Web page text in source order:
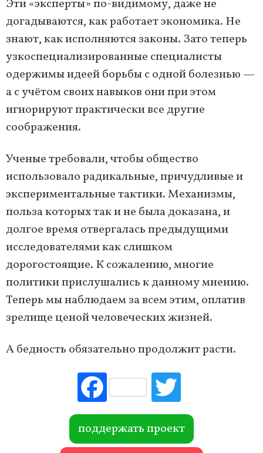
Эти «эксперты» по-видимому, даже не
догадываются, как работает экономика. Не
знают, как исполняются законы. Зато теперь
узкоспециализированные специалисты
одержимы идеей борьбы с одной болезнью —
а с учётом своих навыков они при этом
игнорируют практически все другие
соображения.
Ученые требовали, чтобы общество
использовало радикальные, причудливые и
экспериментальные тактики. Механизмы,
польза которых так и не была доказана, и
долгое время отвергалась предыдущими
исследователями как слишком
дорогостоящие. К сожалению, многие
политики прислушались к данному мнению.
Теперь мы наблюдаем за всем этим, оплатив
зрелище ценой человеческих жизней.
А бедность обязательно продолжит расти.
Fac
ebo
ok r
поддержать проект